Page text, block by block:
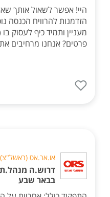
היי! אפשר לשאול אותך
הזדמנות להרוויח
מעניין ותמיד כיף לעסוק
פרטים? אנחנו מרחיבים
או.אר.אס (ראשל"צ)
דרוש.ה
בבאר שבע